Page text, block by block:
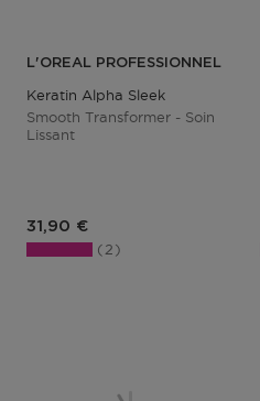
L'OREAL PROFESSIONNEL
Keratin Alpha Sleek
Smooth Transformer - Soin
Lissant
Prix du produit
31,90 €
2